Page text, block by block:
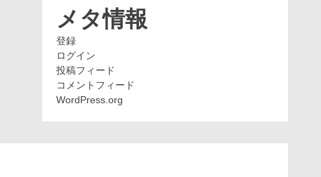
メタ情報
登録
ログイン
投稿フィード
コメントフィード
WordPress.org